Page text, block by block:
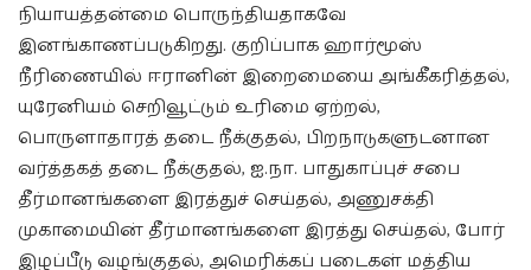
நியாயத்தன்மை பொருந்தியதாகவே
இனங்காணப்படுகிறது. குறிப்பாக ஹார்மூஸ்
நீரிணையில் ஈரானின் இறைமையை அங்கீகரித்தல்,
யுரேனியம் செறிவூட்டும் உரிமை ஏற்றல்,
பொருளாதாரத் தடை நீக்குதல், பிறநாடுகளுடனான
வர்த்தகத் தடை நீக்குதல், ஐ.நா. பாதுகாப்புச் சபை
தீர்மானங்களை இரத்துச் செய்தல், அணுசக்தி
முகாமையின் தீர்மானங்களை இரத்து செய்தல், போர்
இழப்பீடு வழங்குதல், அமெரிக்கப் படைகள் மத்திய